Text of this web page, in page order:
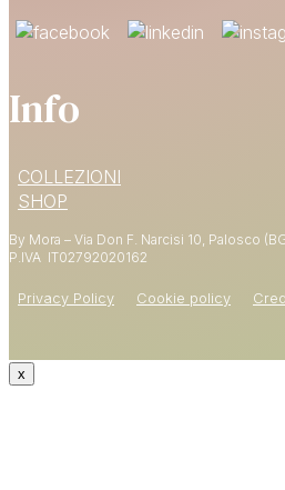
Info
COLLEZIONI
SHOP
By Mora – Via Don F. Narcisi 10, Palosco
P.IVA IT02792020162
Privacy Policy Cookie policy
x